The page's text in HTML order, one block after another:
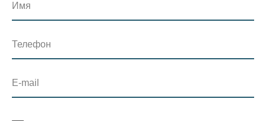
Имя
Телефон
E-mail